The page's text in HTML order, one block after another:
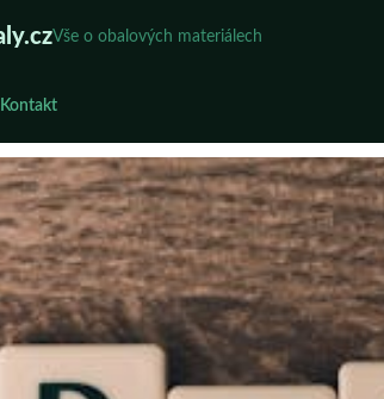
Vše o obalových materiálech
Kontakt